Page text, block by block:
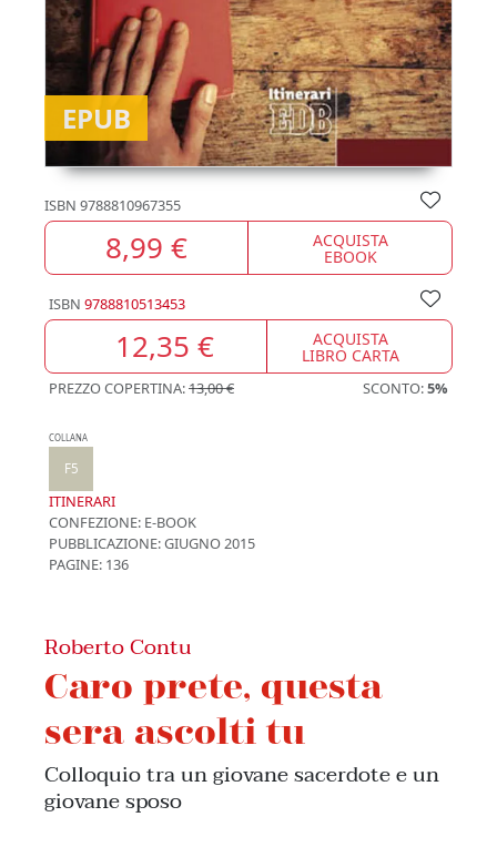
EPUB
ISBN 9788810967355
8,99 € ACQUISTA
EBOOK
ISBN 9788810513453
12,35 € ACQUISTA
LIBRO CARTA
PREZZO COPERTINA:13,00 € SCONTO:5%
COLLANA
F5
ITINERARI
CONFEZIONE: E-BOOK
PUBBLICAZIONE:GIUGNO 2015
PAGINE: 136
Roberto Contu
Caro prete, questa
sera ascolti tu
Colloquio tra un giovane sacerdote e un
giovane sposo